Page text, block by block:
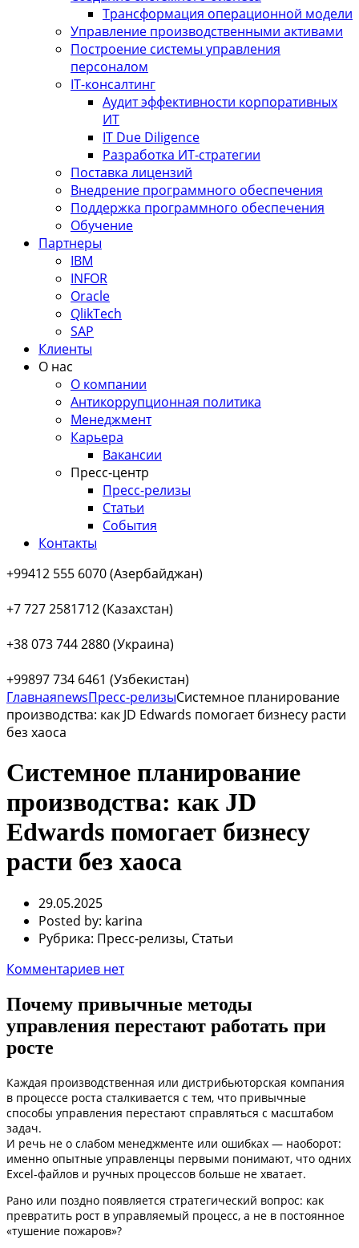
Трансформация операционной модели
Управление производственными активами
Построение системы управления
персоналом
IT-консалтинг
Аудит эффективности корпоративных
ИТ
IT Due Diligence
Разработка ИТ-стратегии
Поставка лицензий
Внедрение программного обеспечения
Поддержка программного обеспечения
Обучение
Партнеры
IBM
INFOR
Oracle
QlikTech
SAP
Клиенты
О нас
О компании
Антикоррупционная политика
Менеджмент
Карьера
Вакансии
Пресс-центр
Пресс-релизы
Статьи
События
Контакты
+99412 555 6070 (Азербайджан)
+7 727 2581712 (Казахстан)
+38 073 744 2880 (Украина)
+99897 734 6461 (Узбекистан)
ГлавнаяnewsПресс-релизыСистемное планирование
производства: как JD Edwards помогает бизнесу расти
без хаоса
Системное планирование
производства: как JD
Edwards помогает бизнесу
расти без хаоса
29.05.2025
Posted by: karina
Рубрика: Пресс-релизы, Статьи
Комментариев нет
Почему привычные методы
управления перестают работать при
росте
Каждая производственная или дистрибьюторская компания
в процессе роста сталкивается с тем, что привычные
способы управления перестают справляться с масштабом
задач.
И речь не о слабом менеджменте или ошибках — наоборот:
именно опытные управленцы первыми понимают, что одних
Excel-файлов и ручных процессов больше не хватает.
Рано или поздно появляется стратегический вопрос: как
превратить рост в управляемый процесс, а не в постоянное
«тушение пожаров»?